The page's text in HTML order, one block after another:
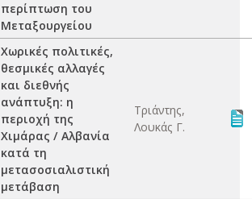
περίπτωση του
Μεταξουργείου
Χωρικές πολιτικές,
θεσμικές αλλαγές
και διεθνής
ανάπτυξη: η
περιοχή της
Χιμάρας / Αλβανία
κατά τη
μετασοσιαλιστική
μετάβαση
Τριάντης,
Λουκάς Γ.